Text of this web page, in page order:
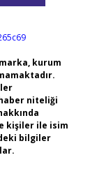
kurum
niteliği
kişiler ile isim
bilgiler